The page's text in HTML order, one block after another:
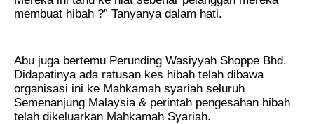
membuat hibah ?” Tanyanya dalam hati.
Abu juga bertemu Perunding Wasiyyah Shoppe Bhd.
Didapatinya ada ratusan kes hibah telah dibawa
organisasi ini ke Mahkamah syariah seluruh
Semenanjung Malaysia & perintah pengesahan hibah
telah dikeluarkan Mahkamah Syariah.